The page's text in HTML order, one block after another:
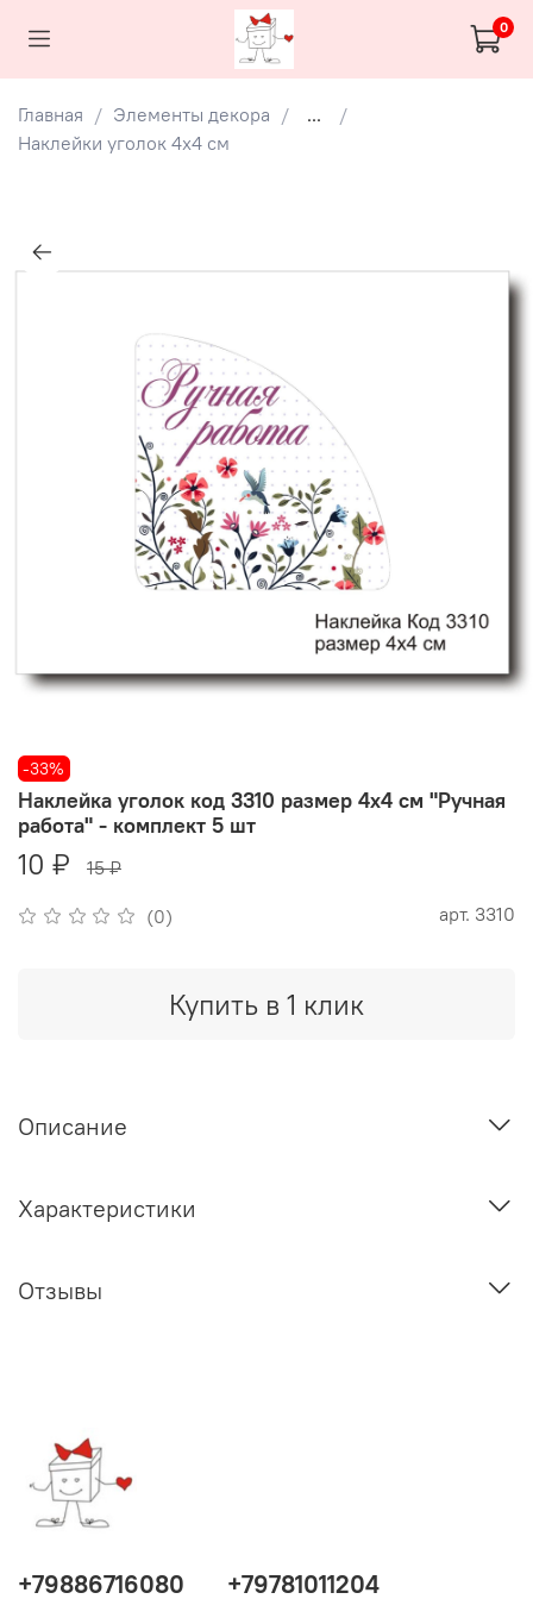
0
Главная Элементы декора
...
Наклейки уголок 4х4 см
-33%
(0) арт. 3310
Наклейка уголок код 3310 размер 4х4 см "Ручная
работа" - комплект 5 шт
10 ₽ 15 ₽
Купить в 1 клик
Описание
Характеристики
Отзывы
+79886716080 +79781011204